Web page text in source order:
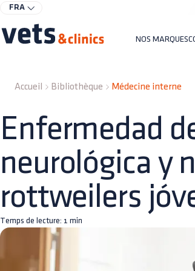
FRA
NOS MARQUES
Accueil Bibliothèque Médecine interne
Enfermedad
neurológica y
rottweilers
Temps de lecture: 1 min